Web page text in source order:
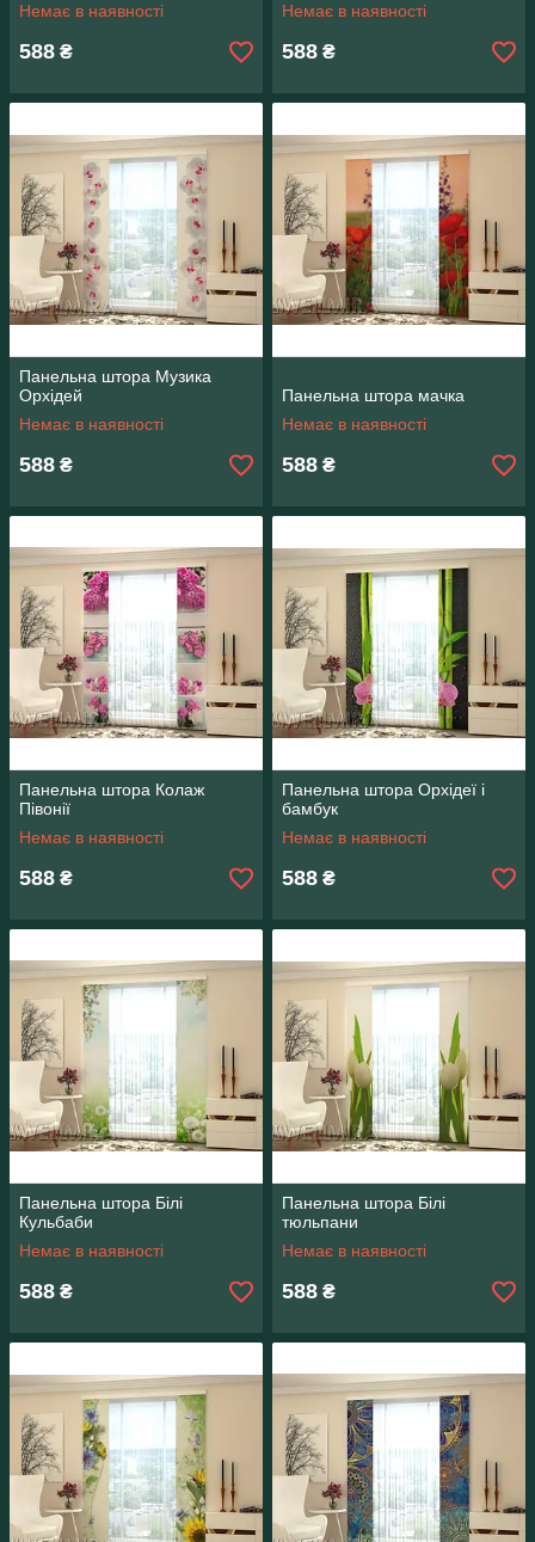
Немає в наявності
588 ₴
Немає в наявності
588 ₴
Панельна штора Музика
Орхідей
Немає в наявності
588 ₴
Панельна штора мачка
Немає в наявності
588 ₴
Панельна штора Колаж
Півонії
Немає в наявності
588 ₴
Панельна штора Орхідеї і
бамбук
Немає в наявності
588 ₴
Панельна штора Білі
Кульбаби
Немає в наявності
588 ₴
Панельна штора Білі
тюльпани
Немає в наявності
588 ₴